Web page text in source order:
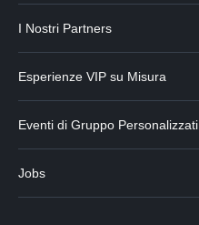
I Nostri Partners
Esperienze VIP su Misura
Eventi di Gruppo Personalizzati
Jobs